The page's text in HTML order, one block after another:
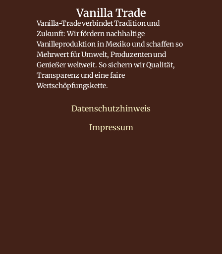
Vanilla Trade
Vanilla-Trade verbindet Tradition und
Zukunft: Wir fördern nachhaltige
Vanilleproduktion in Mexiko und schaffen so
Mehrwert für Umwelt, Produzenten und
Genießer weltweit. So sichern wir Qualität,
Transparenz und eine faire
Wertschöpfungskette.
Datenschutzhinweis
Impressum